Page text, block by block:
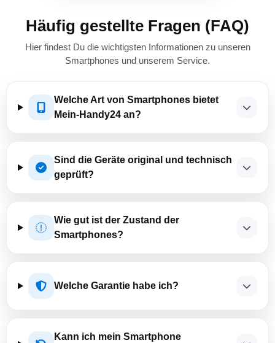
Häufig gestellte Fragen (FAQ)
Hier findest Du die wichtigsten Informationen zu unseren
Smartphones und unserem Service.
Welche Art von Smartphones bietet
Mein-Handy24 an?
Sind die Geräte original und technisch
geprüft?
Wie gut ist der Zustand der
Smartphones?
Welche Garantie habe ich?
Kann ich mein Smartphone